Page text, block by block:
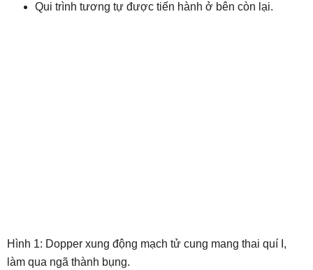
Qui trình tương tự được tiến hành ở bên còn lại.
Hình 1: Dopper xung động mạch tử cung mang thai quí I,
làm qua ngã thành bụng.